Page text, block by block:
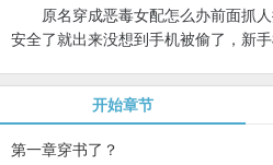
原名穿成恶毒女配怎么办前面抓人
安全了就出来没想到手机被偷了，新
开始章节
第一章穿书了？